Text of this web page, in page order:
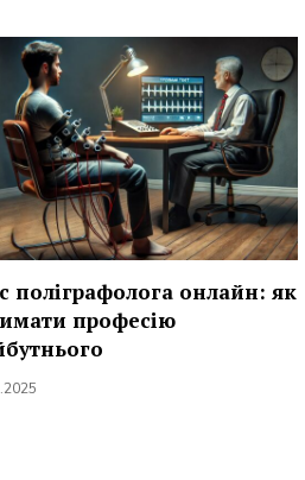
поліграфолога онлайн: як
професію